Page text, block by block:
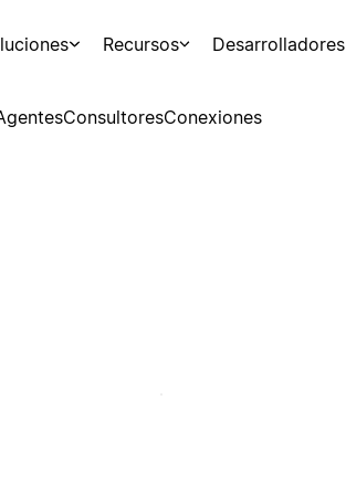
Recursos Desarrolladores
ConsultoresConexiones